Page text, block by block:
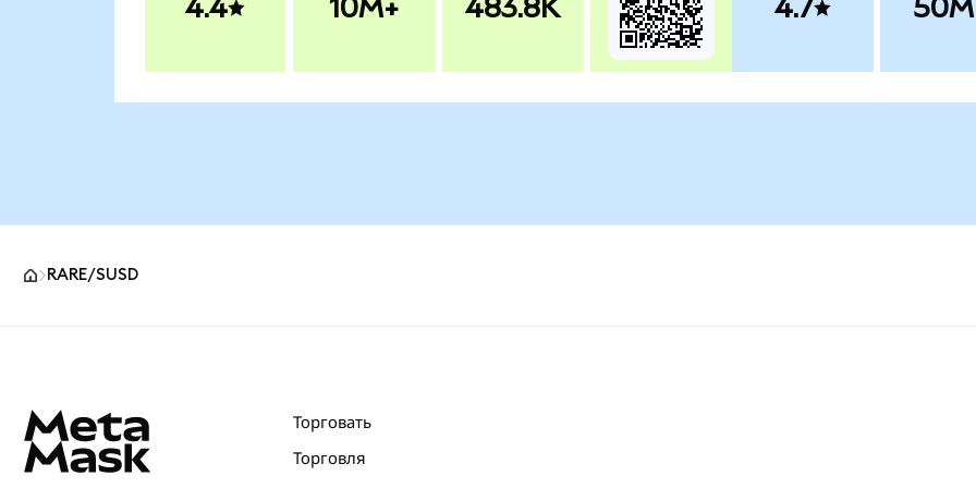
4.4 10M+ 483.8K 4.7
RARE/SUSD
Торговать
Торговля